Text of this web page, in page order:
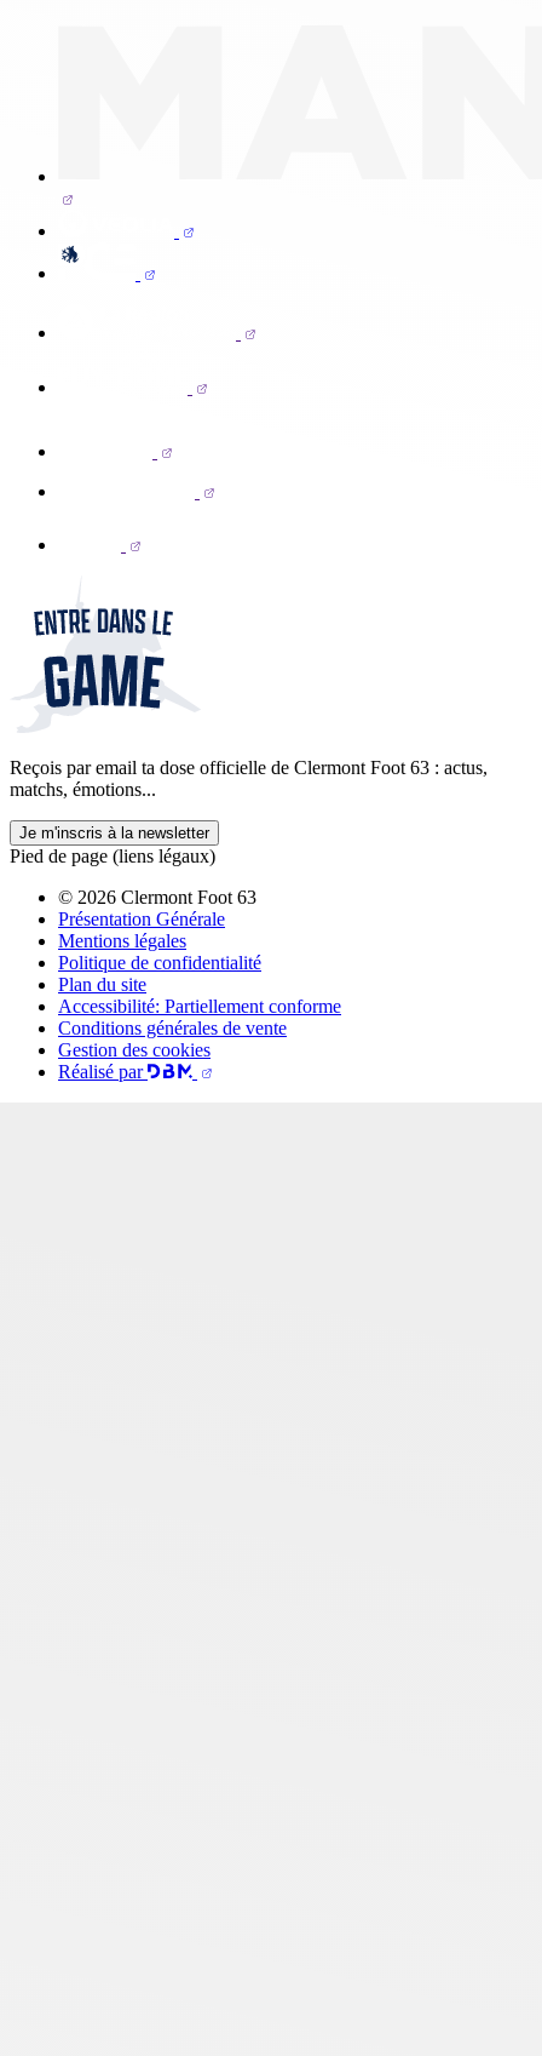
Reçois par email ta dose officielle de Clermont Foot 63 : actus,
matchs, émotions...
Je m'inscris à la newsletter
Pied de page (liens légaux)
© 2026 Clermont Foot 63
Présentation Générale
Mentions légales
Politique de confidentialité
Plan du site
Accessibilité: Partiellement conforme
Conditions générales de vente
Gestion des cookies
Réalisé par